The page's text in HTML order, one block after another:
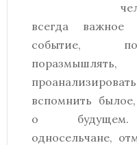
всегда важное
событие,
поразмышлять,
вспомнить
о
односельчане,